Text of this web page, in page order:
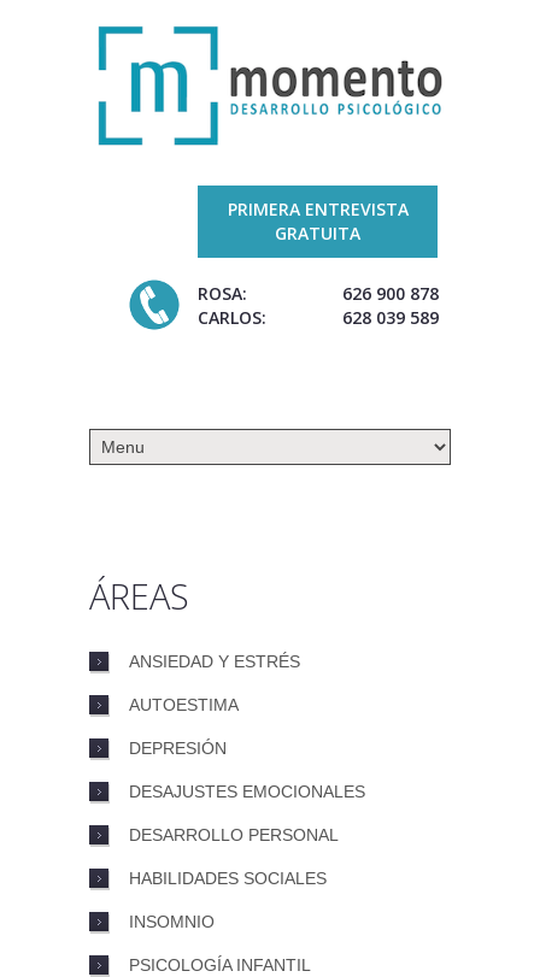
PRIMERA ENTREVISTA
GRATUITA
ROSA:
626 900 878
CARLOS:
628 039 589
ÁREAS
ANSIEDAD Y ESTRÉS
AUTOESTIMA
DEPRESIÓN
DESAJUSTES EMOCIONALES
DESARROLLO PERSONAL
HABILIDADES SOCIALES
INSOMNIO
PSICOLOGÍA INFANTIL